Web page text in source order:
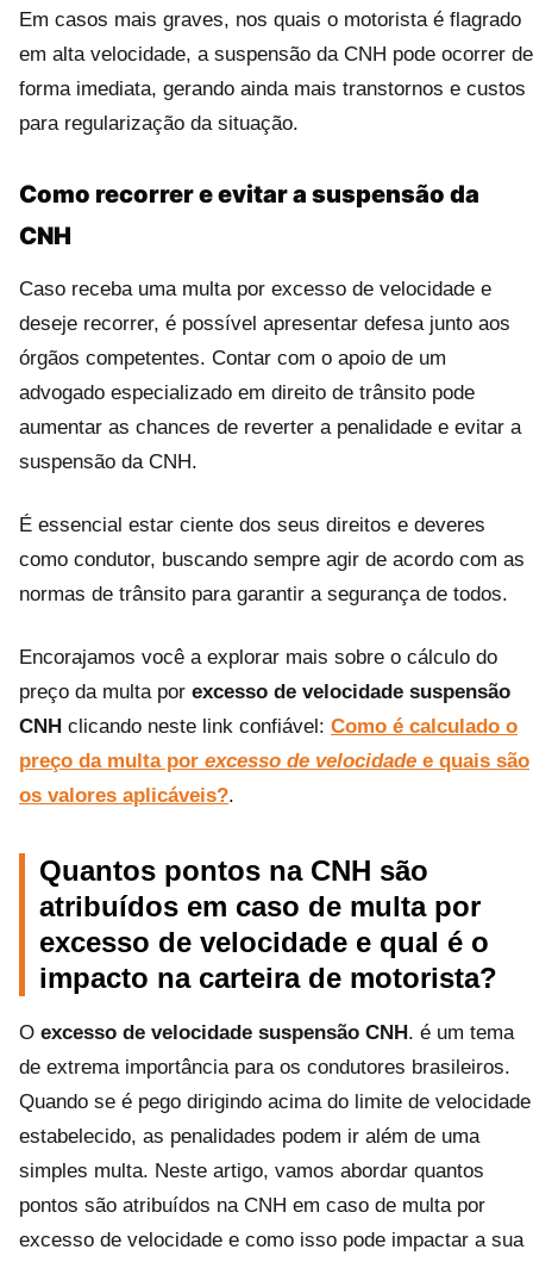
Em casos mais graves, nos quais o motorista é flagrado
em alta velocidade, a suspensão da CNH pode ocorrer de
forma imediata, gerando ainda mais transtornos e custos
para regularização da situação.
Como recorrer e evitar a suspensão da
CNH
Caso receba uma multa por excesso de velocidade e
deseje recorrer, é possível apresentar defesa junto aos
órgãos competentes. Contar com o apoio de um
advogado especializado em direito de trânsito pode
aumentar as chances de reverter a penalidade e evitar a
suspensão da CNH.
É essencial estar ciente dos seus direitos e deveres
como condutor, buscando sempre agir de acordo com as
normas de trânsito para garantir a segurança de todos.
Encorajamos você a explorar mais sobre o cálculo do
preço da multa por excesso de velocidade suspensão
CNH clicando neste link confiável: Como é calculado o
preço da multa por excesso de velocidade e quais são
os valores aplicáveis?.
Quantos pontos na CNH são
atribuídos em caso de multa por
excesso de velocidade e qual é o
impacto na carteira de motorista?
O excesso de velocidade suspensão CNH . é um tema
de extrema importância para os condutores brasileiros.
Quando se é pego dirigindo acima do limite de velocidade
estabelecido, as penalidades podem ir além de uma
simples multa. Neste artigo, vamos abordar quantos
pontos são atribuídos na CNH em caso de multa por
excesso de velocidade e como isso pode impactar a sua